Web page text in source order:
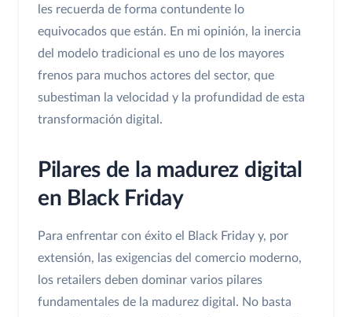
les recuerda de forma contundente lo
equivocados que están. En mi opinión, la inercia
del modelo tradicional es uno de los mayores
frenos para muchos actores del sector, que
subestiman la velocidad y la profundidad de esta
transformación digital.
Pilares de la madurez digital
en Black Friday
Para enfrentar con éxito el Black Friday y, por
extensión, las exigencias del comercio moderno,
los retailers deben dominar varios pilares
fundamentales de la madurez digital. No basta